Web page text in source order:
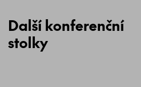
Další konferenční
stolky